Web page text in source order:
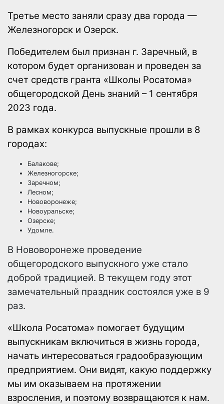
Третье место заняли сразу два города —
Железногорск и Озерск.
Победителем был признан г. Заречный, в
котором будет организован и проведен за
счет средств гранта «Школы Росатома»
общегородской День знаний – 1 сентября
2023 года.
В рамках конкурса выпускные прошли в 8
городах:
Балакове;
Железногорске;
Заречном;
Лесном;
Нововоронеже;
Новоуральске;
Озерске;
Удомле.
В Нововоронеже проведение
общегородского выпускного уже стало
доброй традицией. В текущем году этот
замечательный праздник состоялся уже в 9
раз.
«Школа Росатома» помогает будущим
выпускникам включиться в жизнь города,
начать интересоваться градообразующим
предприятием. Они видят, какую поддержку
мы им оказываем на протяжении
взросления, и поэтому возвращаются к нам.